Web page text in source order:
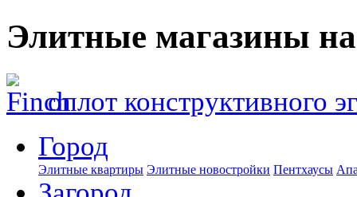
Элитные магазины
оплот конструктивного
Город
Элитные квартиры Элитные новостройки Пентхаусы